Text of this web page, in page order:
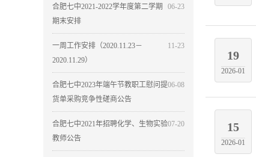
06-23
合肥七中2021-2022学年度第二学期
期末安排
11-23
一周工作安排（2020.11.23－
2020.11.29）
06-08
合肥七中2023年端午节教职工慰问提
货单采购竞争性磋商公告
07-20
合肥七中2021年招聘化学、生物实验
教师公告
19
2026-01
15
2026-01